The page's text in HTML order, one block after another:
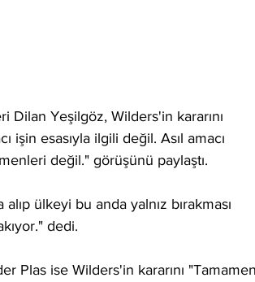
Yeşilgöz, Wilders'in kararını
esasıyla ilgili değil. Asıl amacı
değil." görüşünü paylaştı.
ülkeyi bu anda yalnız bırakması
dedi.
Plas ise Wilders'in kararını